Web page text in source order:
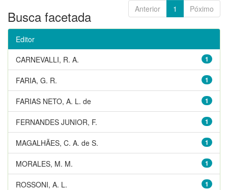
Anterior 1 Póximo
Busca facetada
Editor
1
CARNEVALLI, R. A.
1
FARIA, G. R.
1
FARIAS NETO, A. L. de
1
FERNANDES JUNIOR, F.
1
MAGALHÃES, C. A. de S.
1
MORALES, M. M.
1
ROSSONI, A. L.